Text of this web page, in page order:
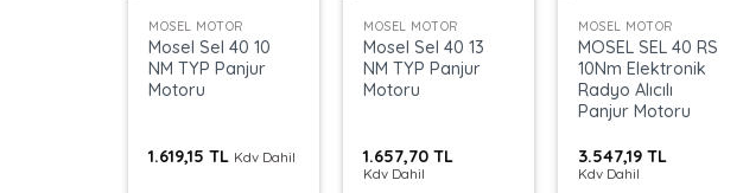
MOSEL MOTOR
Mosel Sel 40 10
NM TYP Panjur
Motoru
1.619,15TL Kdv Dahil
MOSEL MOTOR
Mosel Sel 40 13
NM TYP Panjur
Motoru
1.657,70TL
Kdv Dahil
MOSEL MOTOR
MOSEL SEL 40 RS
10Nm Elektronik
Radyo Alıcılı
Panjur Motoru
3.547,19TL
Kdv Dahil